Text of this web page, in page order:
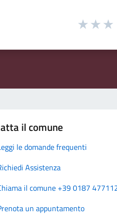
il comune
le domande frequenti
Assistenza
il comune +39 0187
un appuntamento